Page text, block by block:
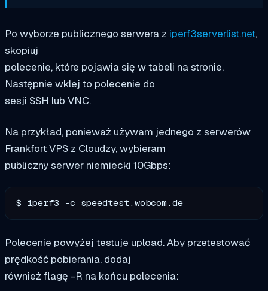
Po wyborze publicznego serwera z iperf3serverlist.net,
skopiuj
polecenie, które pojawia się w tabeli na stronie.
Następnie wklej to polecenie do
sesji SSH lub VNC.
Na przykład, ponieważ używam jednego z serwerów
Frankfort VPS z Cloudzy, wybieram
publiczny serwer niemiecki 10Gbps:
$ iperf3 -c speedtest.wobcom.de
Polecenie powyżej testuje upload. Aby przetestować
prędkość pobierania, dodaj
również flagę -R na końcu polecenia: